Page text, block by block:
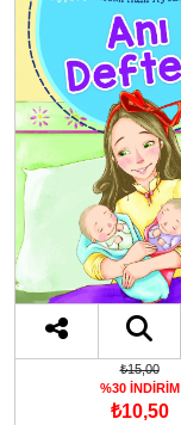
₺15,00
%30 İNDİRİM
₺10,50